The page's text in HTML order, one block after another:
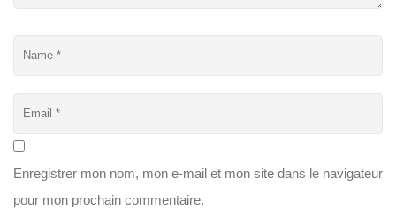
Enregistrer mon nom, mon e-mail et mon site dans le navigateur
pour mon prochain commentaire.